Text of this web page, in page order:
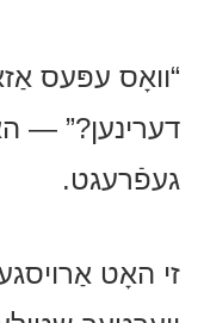
“וואָס עפּעס
דערינען?” —
געפֿרעגט.
זי האָט